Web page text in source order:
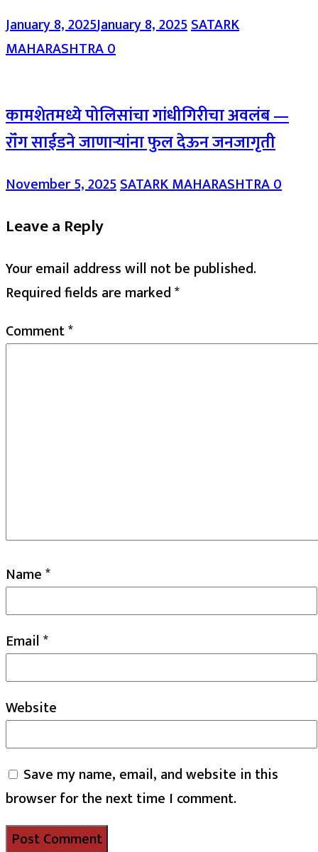
January 8, 2025January 8, 2025SATARK
MAHARASHTRA0
कामशेतमध्ये पोलिसांचा गांधीगिरीचा अवलंब —
रॉंग साईडने जाणाऱ्यांना फुल देऊन जनजागृती
November 5, 2025SATARK MAHARASHTRA0
Leave a Reply
Your email address will not be published.
Required fields are marked*
Comment*
Name*
Email*
Website
Save my name, email, and website in this
browser for the next time I comment.